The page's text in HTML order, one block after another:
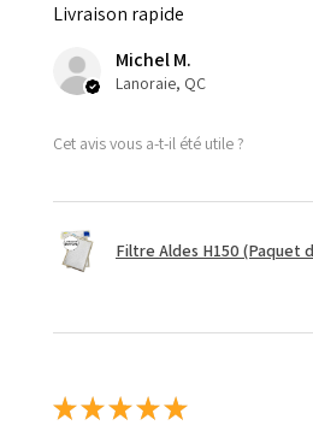
Livraison rapide
Michel M.
Lanoraie, QC
Cet avis vous a-t-il été utile ?
Filtre Aldes H150 (Paquet
★★★★★